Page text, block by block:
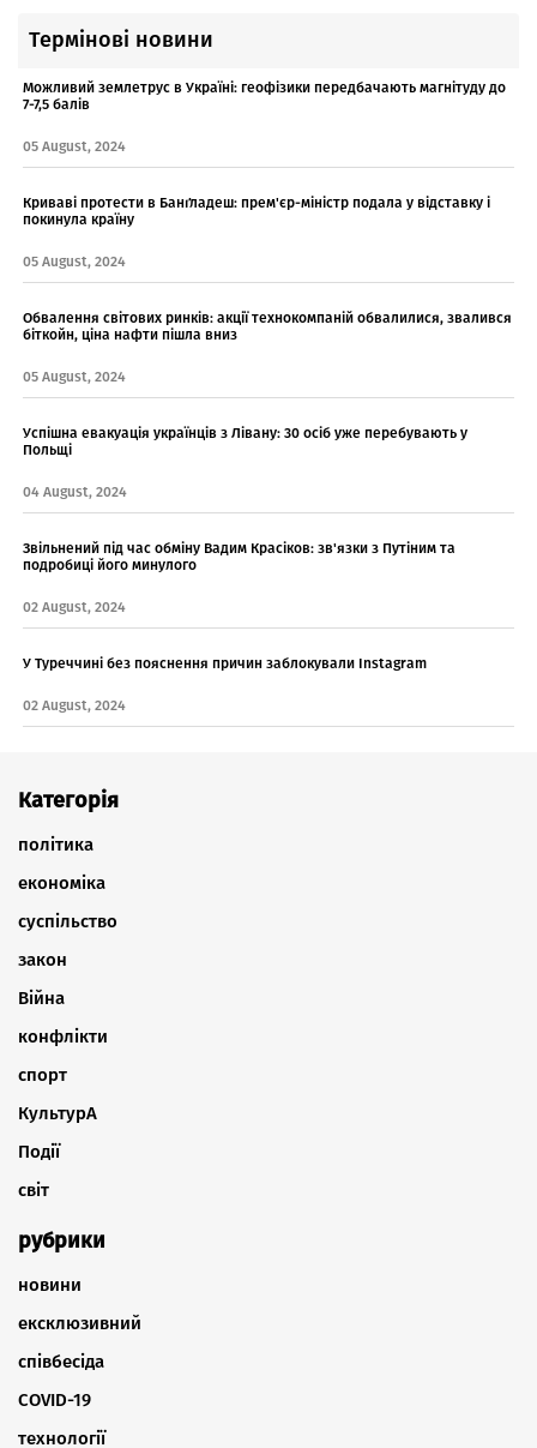
Термінові новини
Можливий землетрус в Україні: геофізики передбачають магнітуду до
7-7,5 балів
05 August, 2024
Криваві протести в Банґладеш: прем'єр-міністр подала у відставку і
покинула країну
05 August, 2024
Обвалення світових ринків: акції технокомпаній обвалилися, звалився
біткойн, ціна нафти пішла вниз
05 August, 2024
Успішна евакуація українців з Лівану: 30 осіб уже перебувають у
Польщі
04 August, 2024
Звільнений під час обміну Вадим Красіков: зв'язки з Путіним та
подробиці його минулого
02 August, 2024
У Туреччині без пояснення причин заблокували Instagram
02 August, 2024
Категорія
політика
економіка
суспільство
закон
Війна
конфлікти
спорт
КультурА
Події
світ
рубрики
новини
ексклюзивний
співбесіда
COVID-19
технології